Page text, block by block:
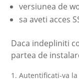
versiunea de
sa aveti acces
Daca indepliniti
partea de
Autentificati-va